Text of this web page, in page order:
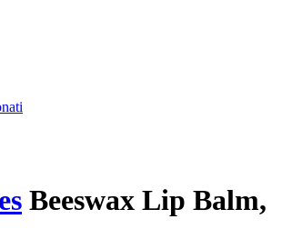
Beeswax Lip Balm,